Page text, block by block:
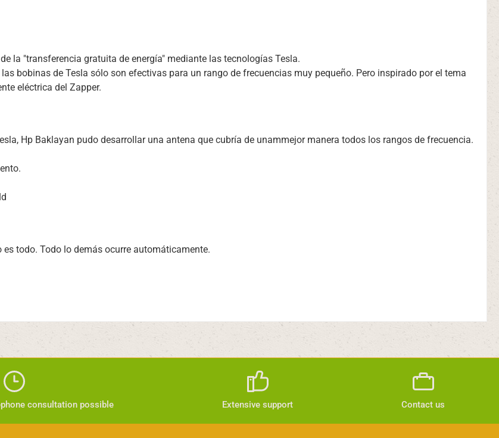
la "transferencia gratuita de energía" mediante las tecnologías Tesla.
bobinas de Tesla sólo son efectivas para un rango de frecuencias muy pequeño. Pero inspirado por el tema
eléctrica del Zapper.
Hp Baklayan pudo desarrollar una antena que cubría de unammejor manera todos los rangos de frecuencia.
todo. Todo lo demás ocurre automáticamente.
consultation possible Extensive support Contact us